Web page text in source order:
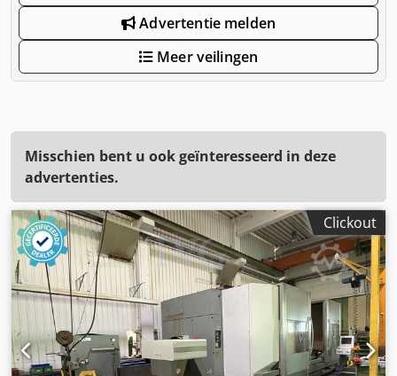
Advertentie melden
Meer veilingen
Misschien bent u ook geïnteresseerd in deze
advertenties.
Clickout